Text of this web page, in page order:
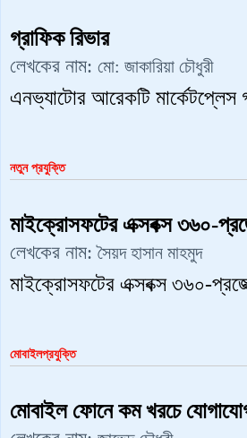
গ্রাফিক রিভার
লেখকের নাম: মো: জাকারিয়া চৌধুরী
এনভ্যাটোর আরেকটি মার্কেটপ্লেস
নতুন প্রযুক্তি
মাইক্রোসফটের এক্সবক্স ৩৬০-
লেখকের নাম:সৈয়দ হাসান মাহমুদ
মাইক্রোসফটের এক্সবক্স ৩৬০-
মোবাইলপ্রযুক্তি
মোবাইল ফোনে কম খরচে